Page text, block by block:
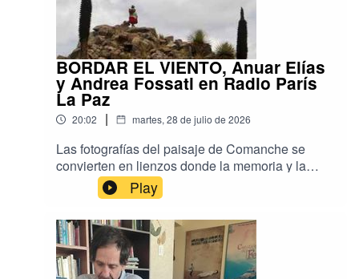
BORDAR EL VIENTO, Anuar Elías
y Andrea Fossati en Radio París
La Paz
20:02 | martes, 28 de julio de 2026
Las fotografías del paisaje de Comanche se
convierten en lienzos donde la memoria y la
identidad se entretejen con hilos. Bordar el
Viento, la exposición de Andrea Fossati y Anuar
Elías, reúne el trabajo de mujeres artesanas del
altiplano paceño para crear imágenes
intervenidas con bordados que dialogan entre el
arte contemporáneo y los saberes ancestrales.
Play